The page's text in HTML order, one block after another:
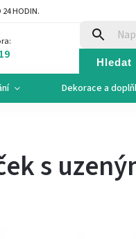
24 HODIN.
Hledat
Dekorace a
s